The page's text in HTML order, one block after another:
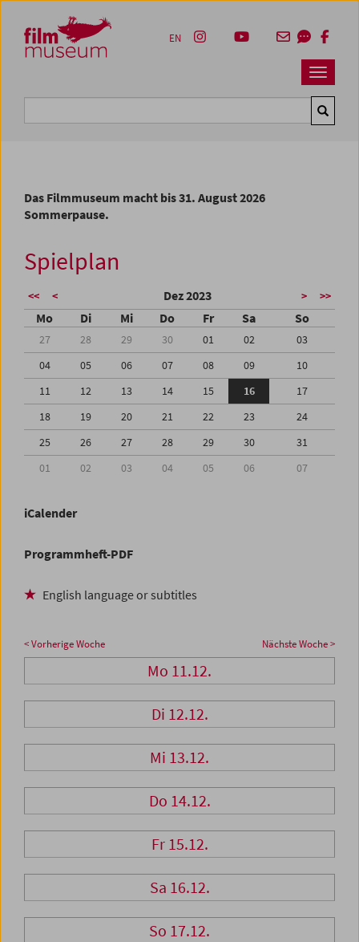
Zum Inhalt
Zum Hauptmenü
Zur Servicenavigation
Zum Suche
Navbar
EN
Das Filmmuseum macht bis 31. August 2026
Sommerpause.
Spielplan
<< < Dez 2023 > >>
Mo Di Mi Do Fr Sa So
27 28 29 30 01 02
03
04
05 06 07 08 09
10
11
12 13 14 15 16
17
18
19 20 21 22 23
24
25
26 27 28 29 30
31
01
02 03 04 05 06 07
iCalender
Programmheft-PDF
English language or subtitles
< Vorherige Woche Nächste Woche >
Mo 11.12.
Di 12.12.
Mi 13.12.
Do 14.12.
Fr 15.12.
Sa 16.12.
So 17.12.